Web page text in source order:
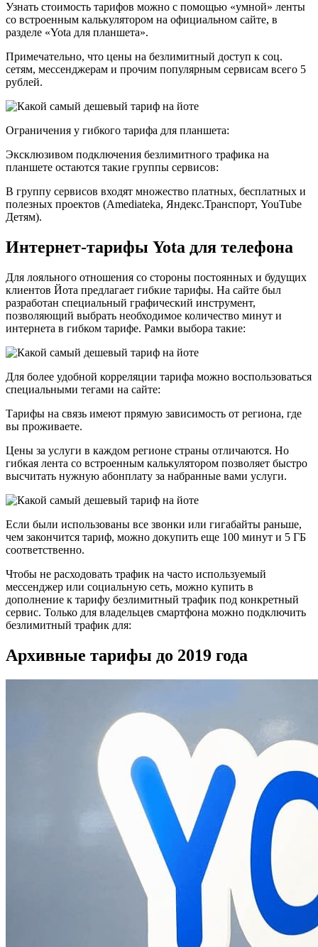
Узнать стоимость тарифов можно с помощью «умной» ленты
со встроенным калькулятором на официальном сайте, в
разделе «Yota для планшета».
Примечательно, что цены на безлимитный доступ к соц.
сетям, мессенджерам и прочим популярным сервисам всего 5
рублей.
Ограничения у гибкого тарифа для планшета:
Эксклюзивом подключения безлимитного трафика на
планшете остаются такие группы сервисов:
В группу сервисов входят множество платных, бесплатных и
полезных проектов (Amediateka, Яндекс.Транспорт, YouTube
Детям).
Интернет-тарифы Yota для телефона
Для лояльного отношения со стороны постоянных и будущих
клиентов Йота предлагает гибкие тарифы. На сайте был
разработан специальный графический инструмент,
позволяющий выбрать необходимое количество минут и
интернета в гибком тарифе. Рамки выбора такие:
Для более удобной корреляции тарифа можно воспользоваться
специальными тегами на сайте:
Тарифы на связь имеют прямую зависимость от региона, где
вы проживаете.
Цены за услуги в каждом регионе страны отличаются. Но
гибкая лента со встроенным калькулятором позволяет быстро
высчитать нужную абонплату за набранные вами услуги.
Если были использованы все звонки или гигабайты раньше,
чем закончится тариф, можно докупить еще 100 минут и 5 ГБ
соответственно.
Чтобы не расходовать трафик на часто используемый
мессенджер или социальную сеть, можно купить в
дополнение к тарифу безлимитный трафик под конкретный
сервис. Только для владельцев смартфона можно подключить
безлимитный трафик для:
Архивные тарифы до 2019 года